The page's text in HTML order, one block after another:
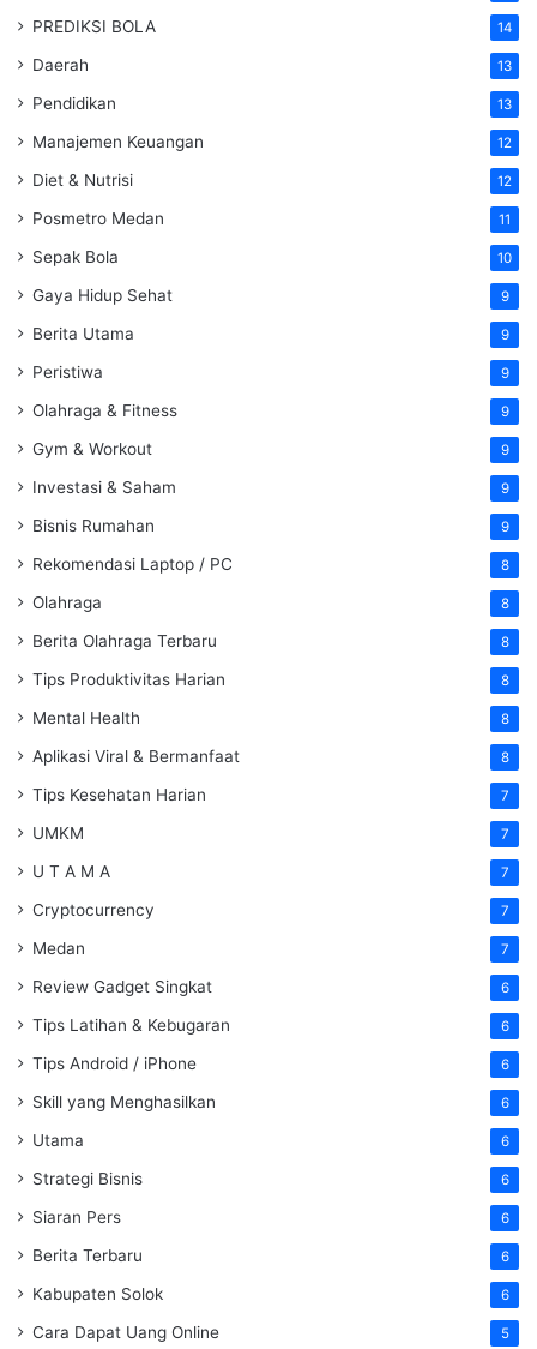
PREDIKSI BOLA 14
Daerah 13
Pendidikan 13
Manajemen Keuangan 12
Diet & Nutrisi 12
Posmetro Medan 11
Sepak Bola 10
Gaya Hidup Sehat 9
Berita Utama 9
Peristiwa 9
Olahraga & Fitness 9
Gym & Workout 9
Investasi & Saham 9
Bisnis Rumahan 9
Rekomendasi Laptop / PC 8
Olahraga 8
Berita Olahraga Terbaru 8
Tips Produktivitas Harian 8
Mental Health 8
Aplikasi Viral & Bermanfaat 8
Tips Kesehatan Harian 7
UMKM 7
U T A M A 7
Cryptocurrency 7
Medan 7
Review Gadget Singkat 6
Tips Latihan & Kebugaran 6
Tips Android / iPhone 6
Skill yang Menghasilkan 6
Utama 6
Strategi Bisnis 6
Siaran Pers 6
Berita Terbaru 6
Kabupaten Solok 6
Cara Dapat Uang Online 5